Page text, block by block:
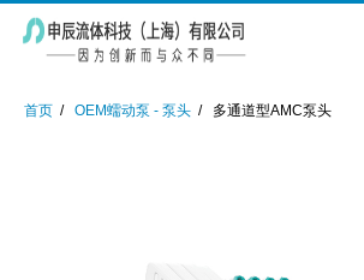
首页 OEM蠕动泵 - 泵头 多通道型AMC泵头